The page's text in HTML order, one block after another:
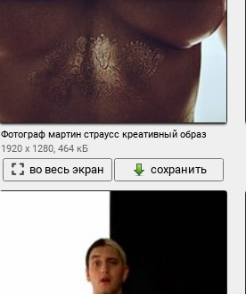
Фотограф мартин страусс креативный образ
1920 x 1280, 464 кБ
во весь экран сохранить